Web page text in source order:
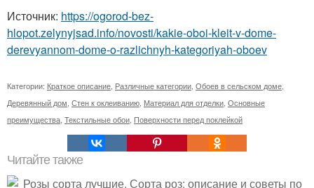
Источник: https://ogorod-bez-
hlopot.zelynyjsad.info/novosti/kakie-oboi-kleit-v-dome-
derevyannom-dome-o-razlichnyh-kategoriyah-oboev
Категории: Краткое описание Различные категории Обоев в сельском доме
Деревянный дом Стен к оклеиванию Материал для отделки Основные
преимущества Текстильные обои Поверхности перед поклейкой
Читайте также